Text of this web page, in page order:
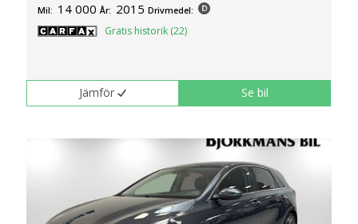
Mil: 14 000 År: 2015 Drivmedel:
Gratis historik (22)
Jämför Se bil